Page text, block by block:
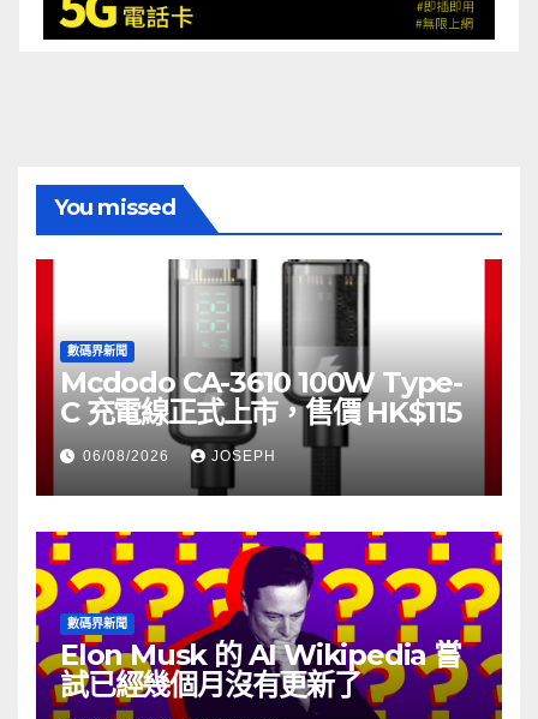
You missed
數碼界新聞
Mcdodo CA-3610 100W Type-
C 充電線正式上市，售價 HK$115
06/08/2026 JOSEPH
數碼界新聞
Elon Musk 的 AI Wikipedia 嘗
試已經幾個月沒有更新了